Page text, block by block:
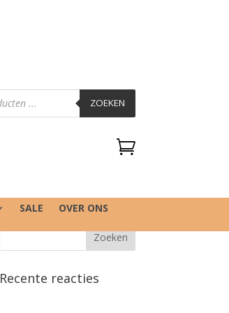
ZOEKEN

SALE
OVER ONS
Recente reacties